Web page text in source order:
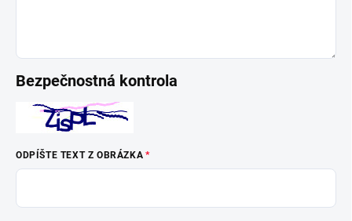
Bezpečnostná kontrola
ODPÍŠTE TEXT Z OBRÁZKA